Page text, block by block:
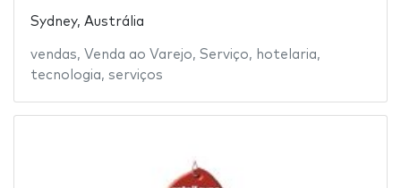
Sydney, Austrália
vendas, Venda ao Varejo, Serviço, hotelaria,
tecnologia, serviços